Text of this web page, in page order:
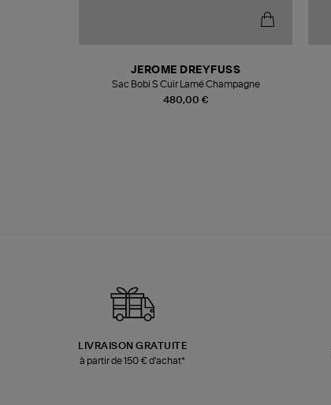
480,00 €
JEROME DREYFUSS
Sac Bobi S Cuir Lamé Champagne
LIVRAISON GRATUITE
à partir de 150 € d'achat*